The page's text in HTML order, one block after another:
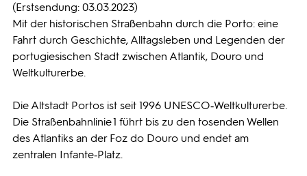
(Erstsendung: 03.03.2023)
Mit der historischen Straßenbahn durch die Porto: eine
Fahrt durch Geschichte, Alltagsleben und Legenden der
portugiesischen Stadt zwischen Atlantik, Douro und
Weltkulturerbe.
Die Altstadt Portos ist seit 1996 UNESCO‑Weltkulturerbe.
Die Straßenbahnlinie 1 führt bis zu den tosenden Wellen
des Atlantiks an der Foz do Douro und endet am
zentralen Infante‑Platz.